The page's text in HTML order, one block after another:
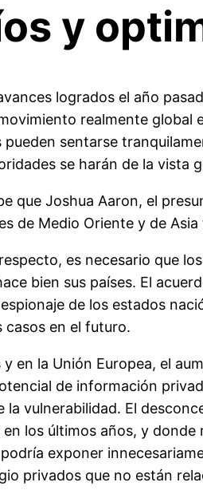
y
logrados el año
realmente global
pueden sentarse
se harán de la vista
que Joshua Aaron, el
de Medio Oriente y de
es necesario que
bien sus países. El
de los estados
casos en el futuro.
y en la Unión Europea, el
de información
la vulnerabilidad. El
los últimos años, y
exponer
privados que no están